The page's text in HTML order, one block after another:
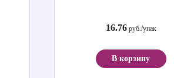
16.76руб./упак
В корзину